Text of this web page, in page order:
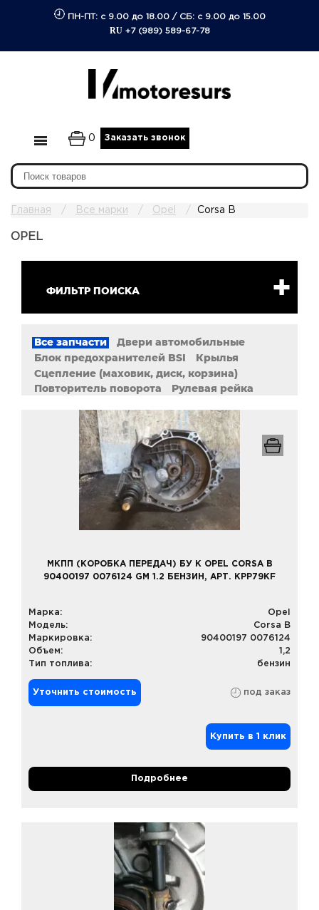
ПН-ПТ: с 9.00 до 18.00/ СБ: с 9.00 до 15.00
RU +7 (989) 589-67-78
0 Заказать звонок
Главная Все марки Opel Corsa B
OPEL
ФИЛЬТР ПОИСКА
Все запчасти
Двери автомобильные
Блок предохранителей BSI
Крылья
Сцепление (маховик, диск, корзина)
Повторитель поворота
Рулевая рейка
Двигатели
АКПП, МКПП (коробка переключения передач)
МКПП (КОРОБКА ПЕРЕДАЧ) БУ К OPEL CORSA B
90400197 0076124 GM 1.2 БЕНЗИН, АРТ. KPP79KF
Марка:
Opel
Модель:
Corsa B
Маркировка:
90400197 0076124
Объем:
1,2
Тип топлива:
бензин
Уточнить стоимость под заказ
Купить в 1 клик
Подробнее